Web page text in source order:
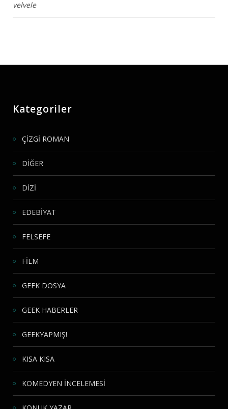
velvele
Kategoriler
ÇİZGİ ROMAN
DİĞER
DİZİ
EDEBİYAT
FELSEFE
FİLM
GEEK DOSYA
GEEK HABERLER
GEEKYAPMIŞ!
KISA KISA
KOMEDYEN İNCELEMESİ